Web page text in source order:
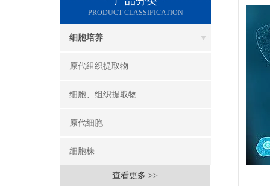
PRODUCT CLASSIFICATION
细胞培养
原代组织提取物
细胞、组织提取物
原代细胞
细胞株
查看更多 >>